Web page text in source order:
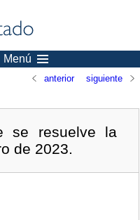
Menú
anterior siguiente
se resuelve la
de 2023.